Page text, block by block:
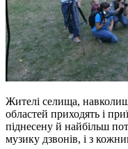
Жителі селища,
областей приходять і
піднесену й найбільш
музику дзвонів, і з